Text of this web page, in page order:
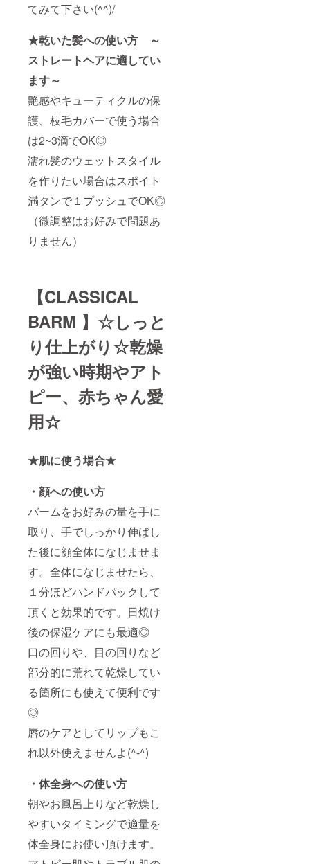
てみて下さい(^^)/
★乾いた髪への使い方 ～
ストレートヘアに適してい
ます～
艶感やキューティクルの保
護、枝毛カバーで使う場合
は2~3滴でOK◎
濡れ髪のウェットスタイル
を作りたい場合はスポイト
満タンで１プッシュでOK◎
（微調整はお好みで問題あ
りません）
【CLASSICAL
BARM 】☆しっと
り仕上がり☆乾燥
が強い時期やアト
ピー、赤ちゃん愛
用☆
★肌に使う場合★
・顔への使い方
バームをお好みの量を手に
取り、手でしっかり伸ばし
た後に顔全体になじませま
す。全体になじませたら、
１分ほどハンドパックして
頂くと効果的です。日焼け
後の保湿ケアにも最適◎
口の回りや、目の回りなど
部分的に荒れて乾燥してい
る箇所にも使えて便利です
◎
唇のケアとしてリップもこ
れ以外使えませんよ(^-^)
・体全身への使い方
朝やお風呂上りなど乾燥し
やすいタイミングで適量を
体全身にお使い頂けます。